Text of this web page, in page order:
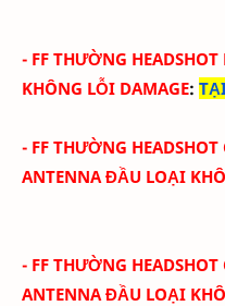
- FF THƯỜNG
KHÔNG LỖI DAMAGE:
- FF THƯỜNG
ANTENNA ĐẦU LOẠI
- FF THƯỜNG
ANTENNA ĐẦU LOẠI